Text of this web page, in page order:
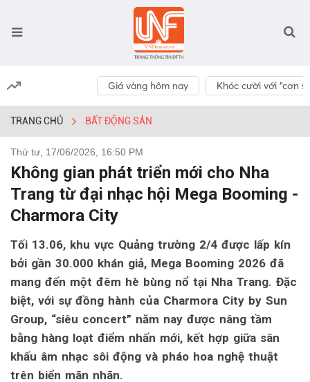
Giá vàng hôm nay Khóc cười với “cơn
TRANG CHỦ BẤT ĐỘNG SẢN
Thứ tư, 17/06/2026, 16:50 PM
Không gian phát triển mới cho Nha
Trang từ đại nhạc hội Mega Booming -
Charmora City
Tối 13.06, khu vực Quảng trường 2/4 được lấp kín
bởi gần 30.000 khán giả, Mega Booming 2026 đã
mang đến một đêm hè bùng nổ tại Nha Trang. Đặc
biệt, với sự đồng hành của Charmora City by Sun
Group, “siêu concert” năm nay được nâng tầm
bằng hàng loạt điểm nhấn mới, kết hợp giữa sân
khấu âm nhạc sôi động và pháo hoa nghệ thuật
trên biển mãn nhãn.